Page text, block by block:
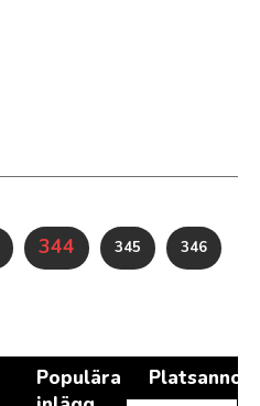
344 345 346
Populära